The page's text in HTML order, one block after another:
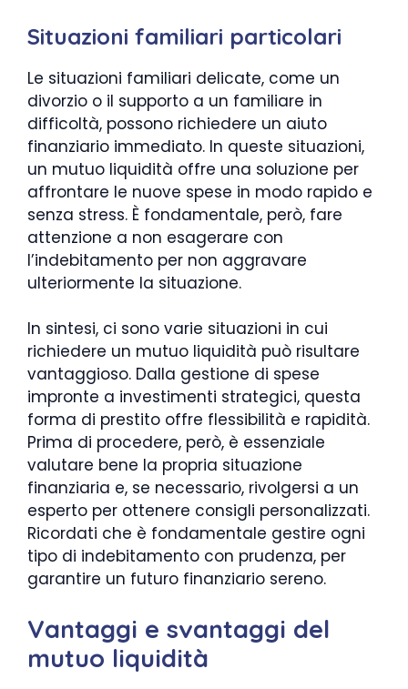
Situazioni familiari particolari
Le situazioni familiari delicate, come un
divorzio o il supporto a un familiare in
difficoltà, possono richiedere un aiuto
finanziario immediato. In queste situazioni,
un mutuo liquidità offre una soluzione per
affrontare le nuove spese in modo rapido e
senza stress. È fondamentale, però, fare
attenzione a non esagerare con
l’indebitamento per non aggravare
ulteriormente la situazione.
In sintesi, ci sono varie situazioni in cui
richiedere un mutuo liquidità può risultare
vantaggioso. Dalla gestione di spese
impronte a investimenti strategici, questa
forma di prestito offre flessibilità e rapidità.
Prima di procedere, però, è essenziale
valutare bene la propria situazione
finanziaria e, se necessario, rivolgersi a un
esperto per ottenere consigli personalizzati.
Ricordati che è fondamentale gestire ogni
tipo di indebitamento con prudenza, per
garantire un futuro finanziario sereno.
Vantaggi e svantaggi del
mutuo liquidità